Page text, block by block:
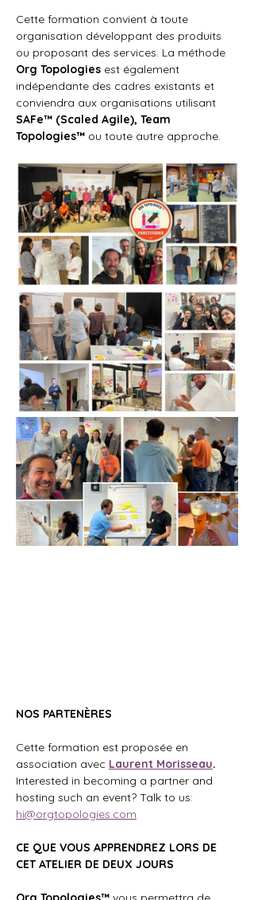
Cette formation convient à toute
organisation développant des produits
ou proposant des services. La méthode
Org Topologies est également
indépendante des cadres existants et
conviendra aux organisations utilisant
SAFe™ (Scaled Agile), Team
Topologies™ ou toute autre approche.
NOS PARTENÈRES
Cette formation est proposée en
association avec Laurent Morisseau.
Interested in becoming a partner and
hosting such an event? Talk to us:
hi@orgtopologies.com
CE QUE VOUS APPRENDREZ LORS DE
CET ATELIER DE DEUX JOURS